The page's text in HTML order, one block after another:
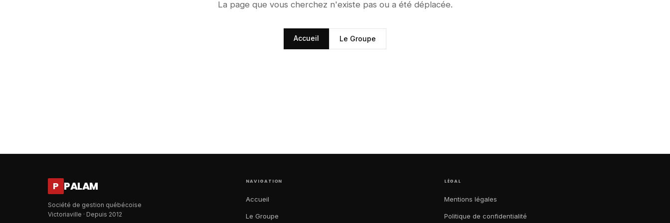
La page que vous cherchez n'existe pas ou a été déplacée.
Accueil Le Groupe
P PALAM
Société de gestion québécoise
Victoriaville · Depuis 2012
NAVIGATION
Accueil
Le Groupe
LÉGAL
Mentions légales
Politique de confidentialité